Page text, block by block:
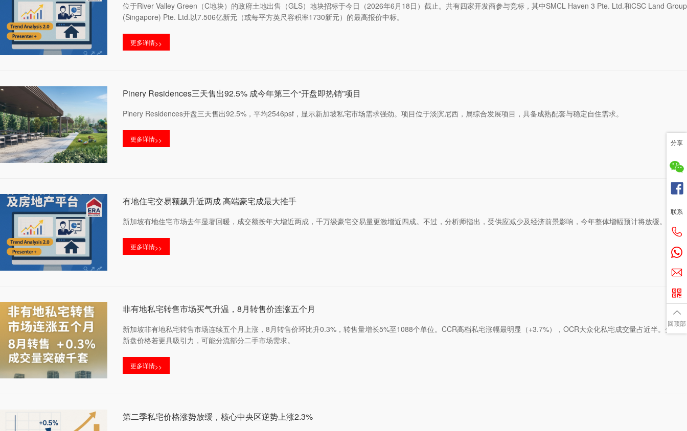
分享
联系
回顶部
位于River Valley Green（C地块）的政府土地出售（GLS）地块招标于今日（2026年6月18日）截止。共有四家开发商参与竞标，其中SMCL Haven 3 Pte. Ltd.和CSC Land Group
(Singapore) Pte. Ltd.以7.506亿新元（或每平方英尺容积率1730新元）的最高报价中标。
更多详情>>
Pinery Residences三天售出92.5% 成今年第三个“开盘即热销”项目
Pinery Residences开盘三天售出92.5%，平均2546psf，显示新加坡私宅市场需求强劲。项目位于淡滨尼西，属综合发展项目，具备成熟配套与稳定自住需求。
更多详情>>
有地住宅交易额飙升近两成 高端豪宅成最大推手
新加坡有地住宅市场去年显著回暖，成交额按年大增近两成，千万级豪宅交易量更激增近四成。不过，分析师指出，受供应减少及经济前景影响，今年整体增幅预计将放缓。
更多详情>>
非有地私宅转售市场买气升温，8月转售价连涨五个月
新加坡非有地私宅转售市场连续五个月上涨，8月转售价环比升0.3%，转售量增长5%至1088个单位。CCR高档私宅涨幅最明显（+3.7%），OCR大众化私宅成交量占近半。分析
新盘价格若更具吸引力，可能分流部分二手市场需求。
更多详情>>
第二季私宅价格涨势放缓，核心中央区逆势上涨2.3%